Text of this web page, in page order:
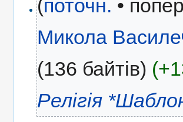
(поточн. •
Микола
(136 байтів)
Релігія